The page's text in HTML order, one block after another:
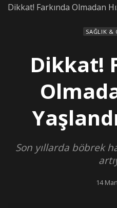
Dikkat! Farkında Olmadan
SAĞLIK &
Dikkat!
Son yıllarda böbrek
14